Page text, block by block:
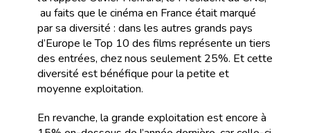
au faits que le cinéma en France était marqué
par sa diversité : dans les autres grands pays
d’Europe le Top 10 des films représente un tiers
des entrées, chez nous seulement 25%. Et cette
diversité est bénéfique pour la petite et
moyenne exploitation.
En revanche, la grande exploitation est encore à